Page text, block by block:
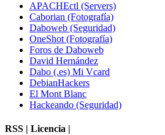
APACHEctl (Servers)
Caborian (Fotografía)
Daboweb (Seguridad)
OneShot (Fotografía)
Foros de Daboweb
David Hernández
Dabo (.es) Mi Vcard
DebianHackers
El Mont Blanc
Hackeando (Seguridad)
RSS | Licencia |